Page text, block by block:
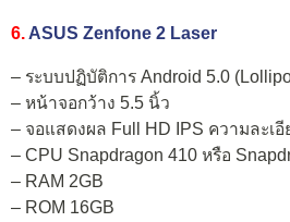
6. ASUS Zenfone 2 Laser
– ระบบปฏิบัติการ Android 5.0
– หน้าจอกว้าง 5.5 นิ้ว
– จอแสดงผล Full HD IPS ความละเ
– CPU Snapdragon 410 หรือ
– RAM 2GB
– ROM 16GB